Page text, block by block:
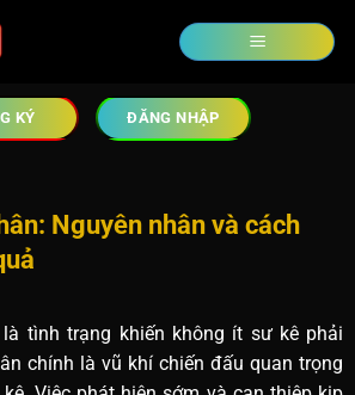
KÝ ĐĂNG NHẬP
Nguyên nhân và cách
là tình trạng khiến không ít sư kê phải
chính là vũ khí chiến đấu quan trọng